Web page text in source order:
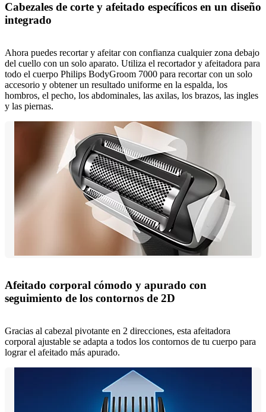
Cabezales de corte y afeitado específicos en un diseño
integrado
Ahora puedes recortar y afeitar con confianza cualquier zona debajo
del cuello con un solo aparato. Utiliza el recortador y afeitadora para
todo el cuerpo Philips BodyGroom 7000 para recortar con un solo
accesorio y obtener un resultado uniforme en la espalda, los
hombros, el pecho, los abdominales, las axilas, los brazos, las ingles
y las piernas.
Afeitado corporal cómodo y apurado con
seguimiento de los contornos de 2D
Gracias al cabezal pivotante en 2 direcciones, esta afeitadora
corporal ajustable se adapta a todos los contornos de tu cuerpo para
lograr el afeitado más apurado.